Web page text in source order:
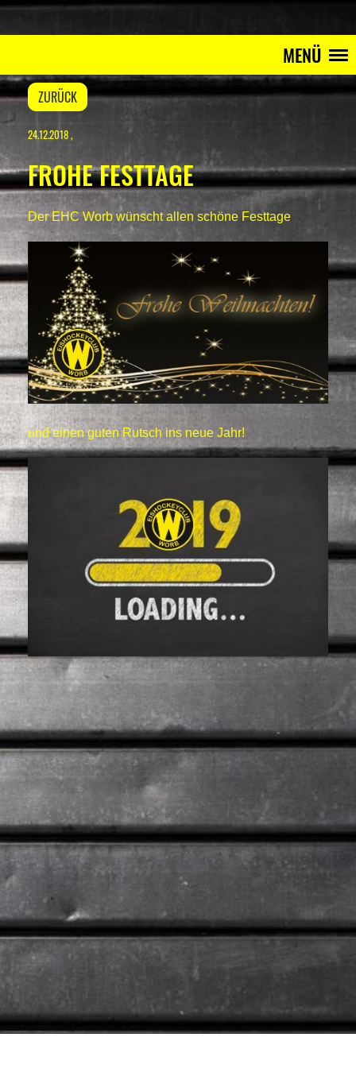
MENÜ
ZURÜCK
24.12.2018,
FROHE FESTTAGE
Der EHC Worb wünscht allen schöne Festtage
und einen guten Rutsch ins neue Jahr!